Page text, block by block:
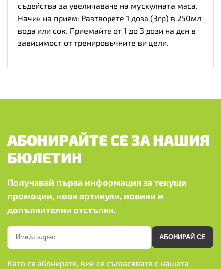
съдейства за увеличаване на мускулната маса.
Начин на прием: Разтворете 1 доза (3гр) в 250мл
вода или сок. Приемайте от 1 до 3 дози на ден в
зависимост от тренировъчните ви цели.
АБОНИРАЙТЕ СЕ ЗА НАШИЯ
БЮЛЕТИН
Получавай първа информация за текущи
промоции, нови артикули, новини и
допълнителни отстъпки.
АБОНИРАЙ СЕ
Като се абонирате, вие се съгласявате с нашата